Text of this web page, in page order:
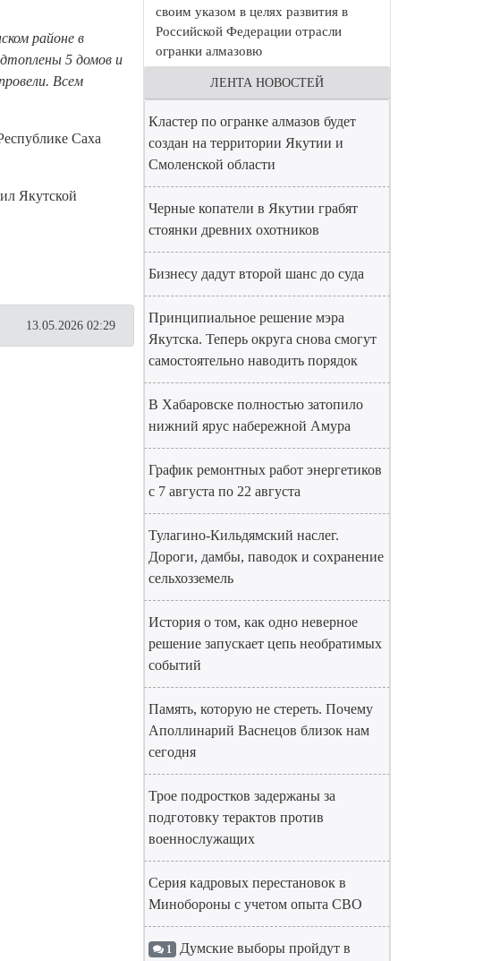
районе в
5 домов и
Всем
Саха
Якутской
13.05.2026 02:29
своим указом в целях развития в
Российской Федерации отрасли
огранки алмазовю
ЛЕНТА НОВОСТЕЙ
Кластер по огранке алмазов будет
создан на территории Якутии и
Смоленской области
Черные копатели в Якутии грабят
стоянки древних охотников
Бизнесу дадут второй шанс до суда
Принципиальное решение мэра
Якутска. Теперь округа снова смогут
самостоятельно наводить порядок
В Хабаровске полностью затопило
нижний ярус набережной Амура
График ремонтных работ энергетиков
с 7 августа по 22 августа
Тулагино-Кильдямский наслег.
Дороги, дамбы, паводок и сохранение
сельхозземель
История о том, как одно неверное
решение запускает цепь необратимых
событий
Память, которую не стереть. Почему
Аполлинарий Васнецов близок нам
сегодня
Трое подростков задержаны за
подготовку терактов против
военнослужащих
Серия кадровых перестановок в
Минобороны с учетом опыта СВО
1 Думские выборы пройдут в